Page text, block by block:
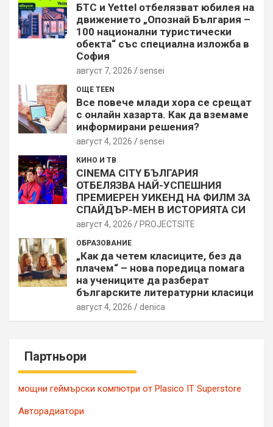
БТС и Yettel отбелязват юбилея на
движението „Опознай България –
100 национални туристически
обекта“ със специална изложба в
София
август 7, 2026 sensei
ОЩЕ TEEN
Все повече млади хора се срещат
с онлайн хазарта. Как да вземаме
информирани решения?
август 4, 2026 sensei
КИНО И ТВ
CINEMA CITY БЪЛГАРИЯ
ОТБЕЛЯЗВА НАЙ-УСПЕШНИЯ
ПРЕМИЕРЕН УИКЕНД НА ФИЛМ ЗА
СПАЙДЪР-МЕН В ИСТОРИЯТА СИ
август 4, 2026 PROJECTSITЕ
ОБРАЗОВАНИЕ
„Как да четем класиците, без да
плачем“ – нова поредица помага
на учениците да разберат
българските литературни класици
август 4, 2026 denica
Партньори
мощни геймърски компютри от Plasico IT Superstore
Авторадиатори